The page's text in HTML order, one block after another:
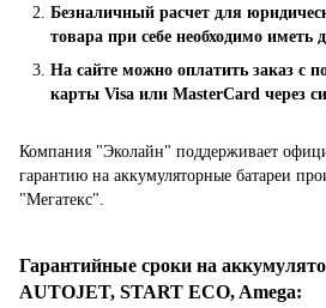
Безналичный расчет для
товара при себе необходимо иметь
На сайте можно оплатить заказ с
карты Visa или MasterCard через
Компания "Эколайн" поддерживает
гарантию на аккумуляторные батареи
"Мегатекс".
Гарантийные сроки на
AUTOJET, START ECO, Amega: